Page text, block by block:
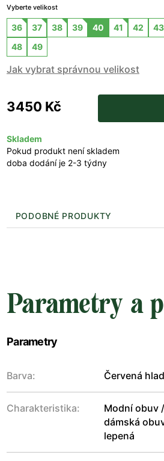
Vyberte velikost
36 37 38 39 40 41 42 43
48
49
Jak vybrat správnou velikost
3450 Kč
Skladem
Pokud produkt není skladem
doba dodání je 2-3 týdny
PODOBNÉ PRODUKTY
Parametry a
Parametry
Barva: Červená
Charakteristika:
Modní obuv
dámská
lepená